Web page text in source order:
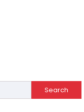
Search